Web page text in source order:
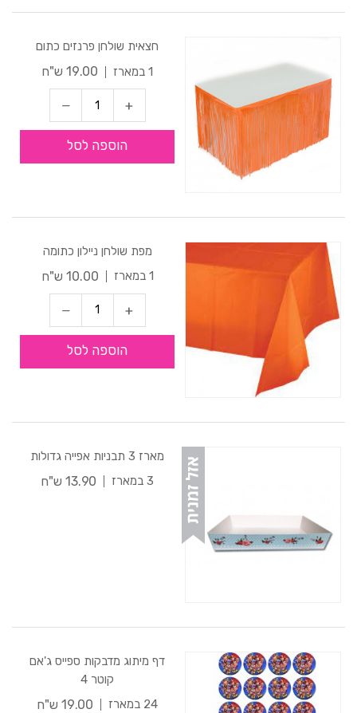
חצאית שולחן פרנזים כתום
1 במארז
19.00 ש"ח
הוספה לסל
מפת שולחן ניילון כתומה
1 במארז
10.00 ש"ח
הוספה לסל
מארז 3 תבניות אפייה גדולות
3 במארז
13.90 ש"ח
דף מיתוג מדבקות ספייס ג'אם
קוטר 4
24 במארז
19.00 ש"ח